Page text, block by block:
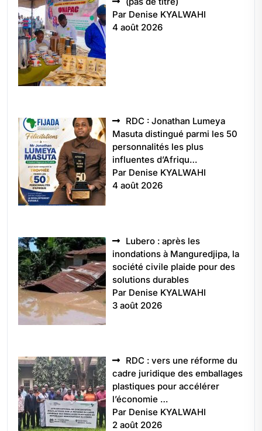
5496
Par Denise KYALWAHI
4 août 2026
RDC : Jonathan Lumeya
Masuta distingué parmi les 50
personnalités les plus
influentes d’Afriqu…
Par Denise KYALWAHI
4 août 2026
Lubero : après les
inondations à Manguredjipa, la
société civile plaide pour des
solutions durables
Par Denise KYALWAHI
3 août 2026
RDC : vers une réforme du
cadre juridique des emballages
plastiques pour accélérer
l’économie …
Par Denise KYALWAHI
2 août 2026